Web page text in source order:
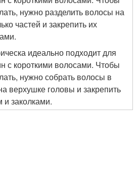
нужно разделить волосы на
частей и закрепить их
идеально подходит для
с короткими волосами. Чтобы
нужно собрать волосы в
верхушке головы и закрепить
и заколками.